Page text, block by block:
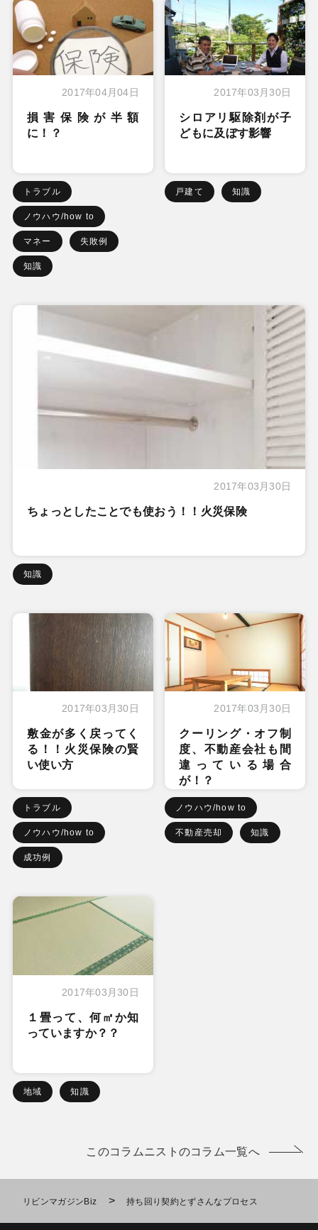
2017年04月04日
損害保険が半額
に！？
トラブル
ノウハウ/how to
マネー 失敗例
知識
2017年03月30日
シロアリ駆除剤が子
どもに及ぼす影響
戸建て 知識
2017年03月30日
ちょっとしたことでも使おう！！火災保険
知識
2017年03月30日
敷金が多く戻ってく
る！！火災保険の賢
い使い方
トラブル
ノウハウ/how to
成功例
2017年03月30日
クーリング・オフ制
度、不動産会社も間
違っている場合
が！？
ノウハウ/how to
不動産売却 知識
2017年03月30日
１畳って、何㎡か知
っていますか？？
地域 知識
このコラムニストのコラム一覧へ
リビンマガジンBiz > 持ち回り契約とずさんなプロセス